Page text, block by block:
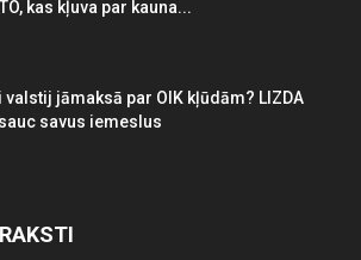
kas kļuva par kauna...
valstij jāmaksā par OIK kļūdām? LIZDA
savus iemeslus